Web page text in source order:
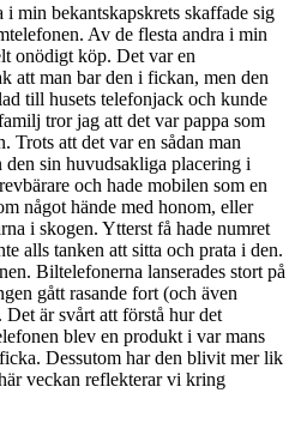
min bekantskapskrets skaffade sig
Av de flesta andra i min
onödigt köp. Det var en
att man bar den i fickan, men den
till husets telefonjack och kunde
tror jag att det var pappa som
Trots att det var en sådan man
den sin huvudsakliga placering i
och hade mobilen som en
något hände med honom, eller
i skogen. Ytterst få hade numret
alls tanken att sitta och prata i den.
Biltelefonerna lanserades stort på
gått rasande fort (och även
är svårt att förstå hur det
blev en produkt i var mans
Dessutom har den blivit mer lik
veckan reflekterar vi kring